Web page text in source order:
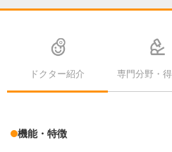
ドクター紹介 専門分野・
機能・特徴